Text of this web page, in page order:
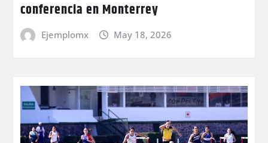
conferencia en Monterrey
Ejemplomx May 18, 2026